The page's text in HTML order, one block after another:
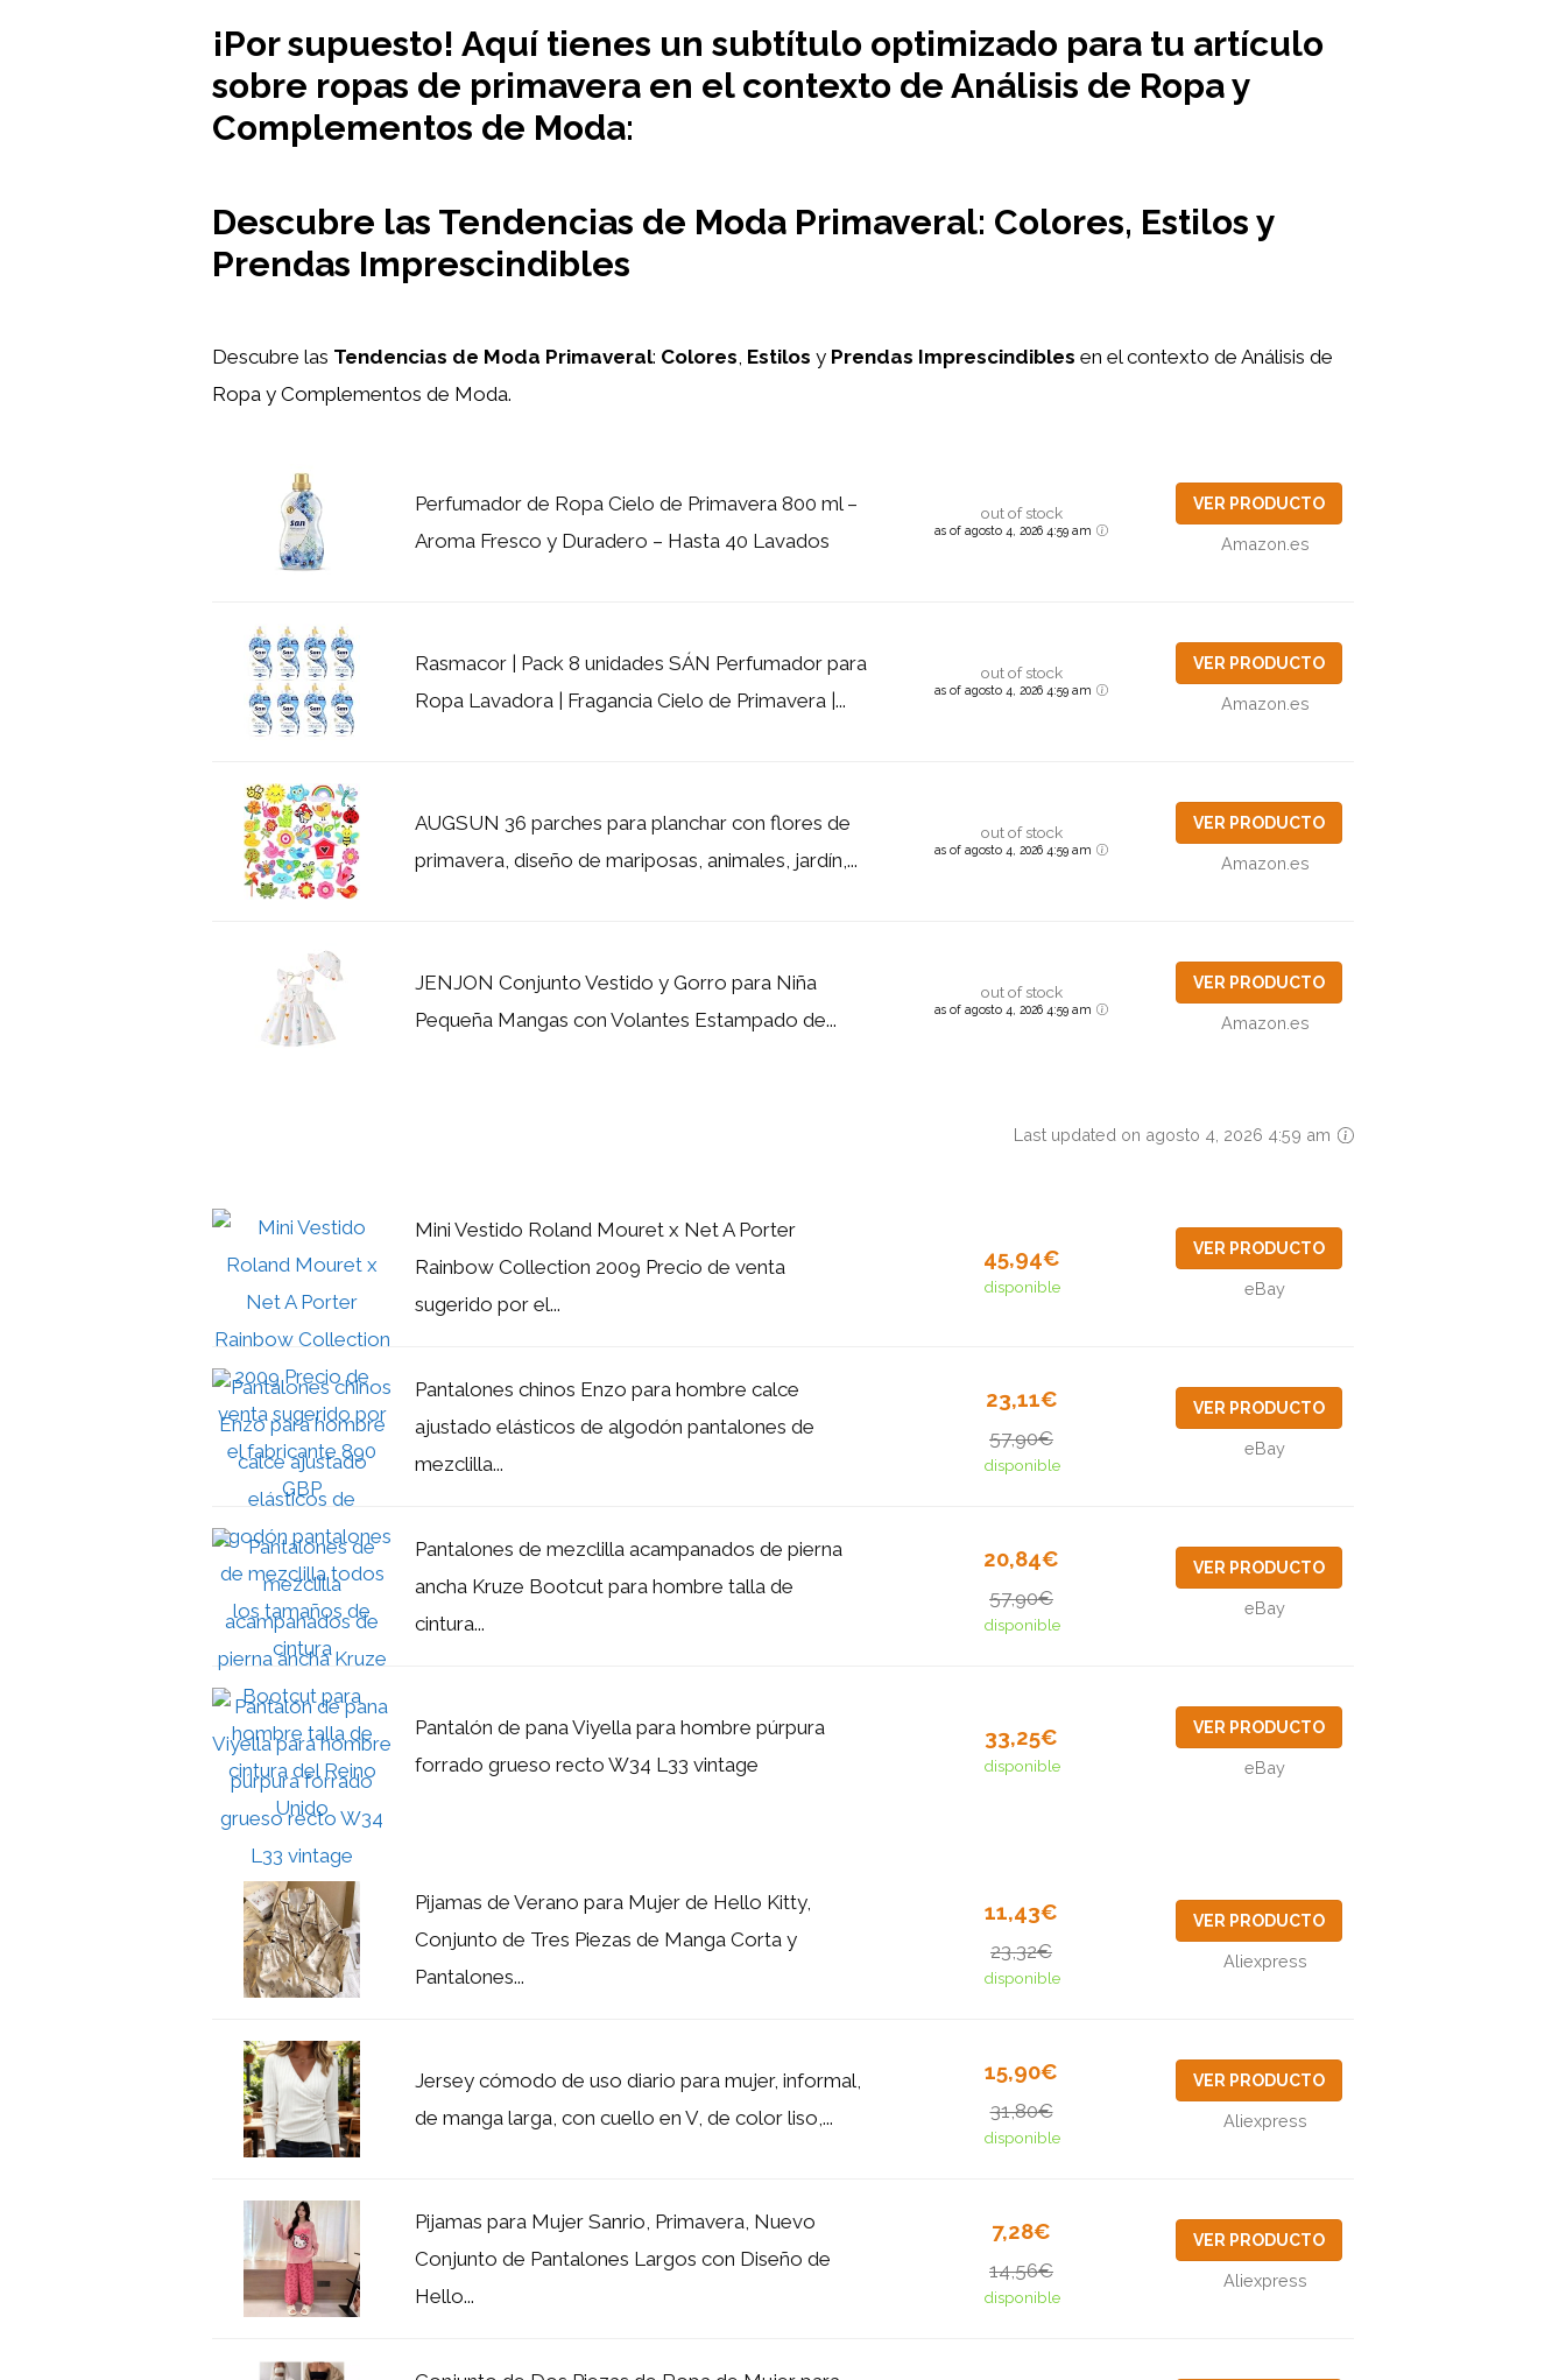
¡Por supuesto! Aquí tienes un subtítulo optimizado para tu artículo
sobre ropas de primavera en el contexto de Análisis de Ropa y
Complementos de Moda:
Descubre las Tendencias de Moda Primaveral: Colores, Estilos y
Prendas Imprescindibles
Descubre las Tendencias de Moda Primaveral: Colores, Estilos y Prendas Imprescindibles en el contexto de Análisis de
Ropa y Complementos de Moda.
Perfumador de Ropa Cielo de Primavera 800 ml –
Aroma Fresco y Duradero – Hasta 40 Lavados
out of stock
as of agosto 4, 2026 4:59 am
VER PRODUCTO
Amazon.es
Rasmacor | Pack 8 unidades SÁN Perfumador para
Ropa Lavadora | Fragancia Cielo de Primavera |...
out of stock
as of agosto 4, 2026 4:59 am
VER PRODUCTO
Amazon.es
AUGSUN 36 parches para planchar con flores de
primavera, diseño de mariposas, animales, jardín,...
out of stock
as of agosto 4, 2026 4:59 am
VER PRODUCTO
Amazon.es
JENJON Conjunto Vestido y Gorro para Niña
Pequeña Mangas con Volantes Estampado de...
out of stock
as of agosto 4, 2026 4:59 am
VER PRODUCTO
Amazon.es
Last updated on agosto 4, 2026 4:59 am
Mini Vestido Roland Mouret x Net A Porter
Rainbow Collection 2009 Precio de venta
sugerido por el...
45,94€
disponible
VER PRODUCTO
eBay
Pantalones chinos Enzo para hombre calce
ajustado elásticos de algodón pantalones de
mezclilla...
23,11€
57,90€
disponible
VER PRODUCTO
eBay
Pantalones de mezclilla acampanados de pierna
ancha Kruze Bootcut para hombre talla de
cintura...
20,84€
57,90€
disponible
VER PRODUCTO
eBay
Pantalón de pana Viyella para hombre púrpura
forrado grueso recto W34 L33 vintage
33,25€
disponible
VER PRODUCTO
eBay
Pijamas de Verano para Mujer de Hello Kitty,
Conjunto de Tres Piezas de Manga Corta y
Pantalones...
11,43€
23,32€
disponible
VER PRODUCTO
Aliexpress
Jersey cómodo de uso diario para mujer, informal,
de manga larga, con cuello en V, de color liso,...
15,90€
31,80€
disponible
VER PRODUCTO
Aliexpress
Pijamas para Mujer Sanrio, Primavera, Nuevo
Conjunto de Pantalones Largos con Diseño de
Hello...
7,28€
14,56€
disponible
VER PRODUCTO
Aliexpress